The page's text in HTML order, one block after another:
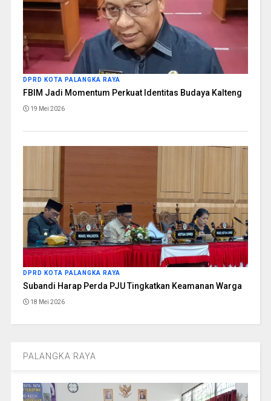
DPRD KOTA PALANGKA RAYA
FBIM Jadi Momentum Perkuat Identitas Budaya Kalteng
19 Mei 2026
DPRD KOTA PALANGKA RAYA
Subandi Harap Perda PJU Tingkatkan Keamanan Warga
18 Mei 2026
PALANGKA RAYA